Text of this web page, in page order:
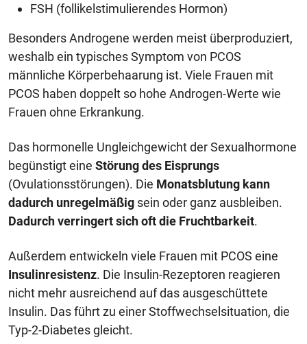
FSH (follikelstimulierendes Hormon)
Besonders Androgene werden meist überproduziert,
weshalb ein typisches Symptom von PCOS
männliche Körperbehaarung ist. Viele Frauen mit
PCOS haben doppelt so hohe Androgen-Werte wie
Frauen ohne Erkrankung.
Das hormonelle Ungleichgewicht der Sexualhormone
begünstigt eine Störung des Eisprungs
(Ovulationsstörungen). Die Monatsblutung kann
dadurch unregelmäßig sein oder ganz ausbleiben.
Dadurch verringert sich oft die Fruchtbarkeit.
Außerdem entwickeln viele Frauen mit PCOS eine
Insulinresistenz. Die Insulin-Rezeptoren reagieren
nicht mehr ausreichend auf das ausgeschüttete
Insulin. Das führt zu einer Stoffwechselsituation, die
Typ-2-Diabetes gleicht.